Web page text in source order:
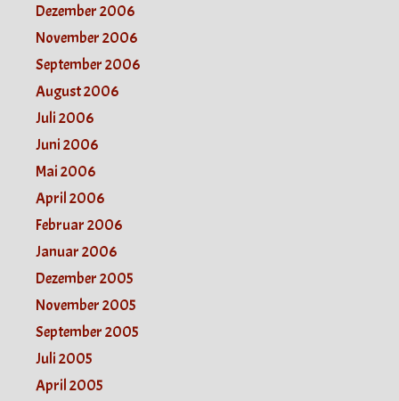
Dezember 2006
November 2006
September 2006
August 2006
Juli 2006
Juni 2006
Mai 2006
April 2006
Februar 2006
Januar 2006
Dezember 2005
November 2005
September 2005
Juli 2005
April 2005